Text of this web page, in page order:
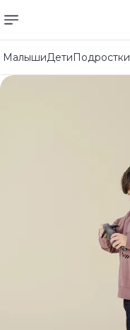
МалышиДетиПодростки